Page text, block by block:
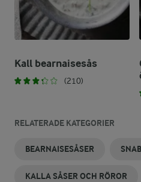
Kall bearnaisesås
(210)
RELATERADE KATEGORIER
BEARNAISESÅSER
KALLA SÅSER OCH RÖROR